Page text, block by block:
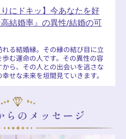
りにドキッ】今あなたを好
結婚率』の異性/結婚の可
れる結婚縁。その縁の結び目に立
む運命の人です。その異性の容
ら、その人との出会いを逃さな
せな未来を垣間見ていきます。